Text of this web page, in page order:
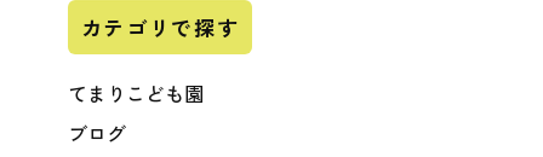
カテゴリで探す
てまりこども園
ブログ